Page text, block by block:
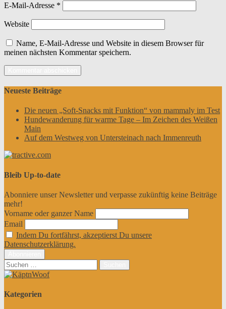
E-Mail-Adresse *
Website
Name, E-Mail-Adresse und Website in diesem Browser für
meinen nächsten Kommentar speichern.
Neueste Beiträge
Die neuen „Soft-Snacks mit Funktion“ von mammaly im Test
Hundewanderung für warme Tage – Im Zeichen des Weißen
Main
Auf dem Westweg von Untersteinach nach Immenreuth
Bleib Up-to-date
Abonniere unser Newsletter und verpasse zukünftig keine Beiträge
mehr!
Vorname oder ganzer Name
Email
Indem Du fortfährst, akzeptierst Du unsere
Datenschutzerklärung.
Suchen
nach:
Kategorien